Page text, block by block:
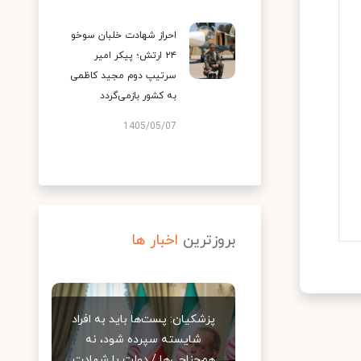
احراز شهادت خلبان سوخو
۲۴ ارتش؛ پیکر امیر
سرتیپ دوم مجید کاظمی
به کشور بازمی‌گردد
1405/05/07
بروزترین اخبار ها
پزشکیان: پست‌ها باید به افراد
شایسته سپرده شود، نه